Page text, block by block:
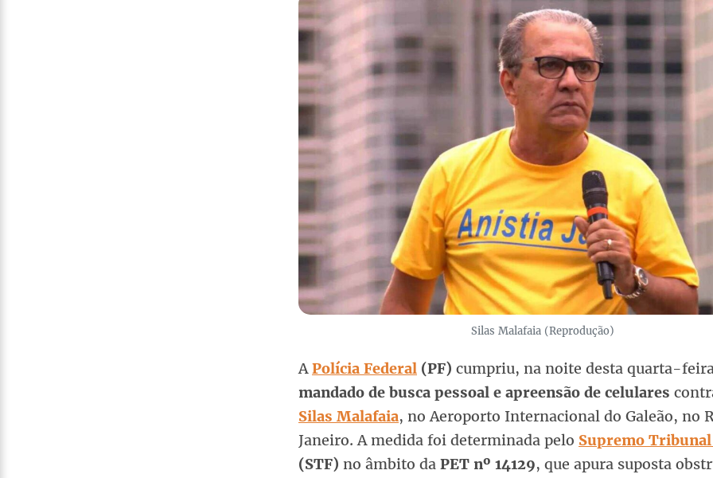
Silas Malafaia (Reprodução)
APolícia Federal (PF) cumpriu, na noite desta quarta-
mandado de busca pessoal e apreensão de celulares
Silas Malafaia, no Aeroporto Internacional do Galeão, no
Janeiro. A medida foi determinada pelo Supremo
(STF) no âmbito da PET nº 14129, que apura suposta